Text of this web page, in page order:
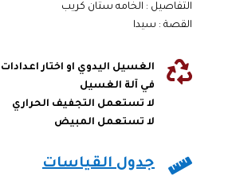
التفاصيل : الخامه ستان كريب
القصة : سيدا

الغسيل اليدوي او اختار
في آلة الغسيل
لا تستعمل التجفيف الحراري
لا تستعمل المبيض
 جدول القياسات